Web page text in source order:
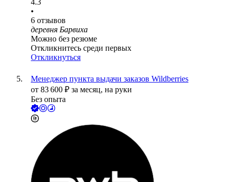
4.3
•
6 отзывов
деревня Барвиха
Можно без резюме
Откликнитесь среди первых
Откликнуться
Менеджер пункта выдачи заказов Wildberries
от 83 600 ₽ за месяц, на руки
Без опыта